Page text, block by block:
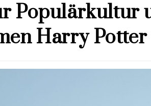
Populärkultur
Harry Potter